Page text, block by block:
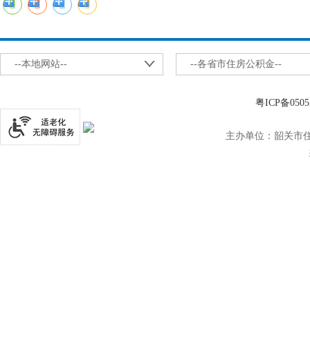
--本地网站-- --各省市住房公积金--
粤ICP备
主办单位：韶关市